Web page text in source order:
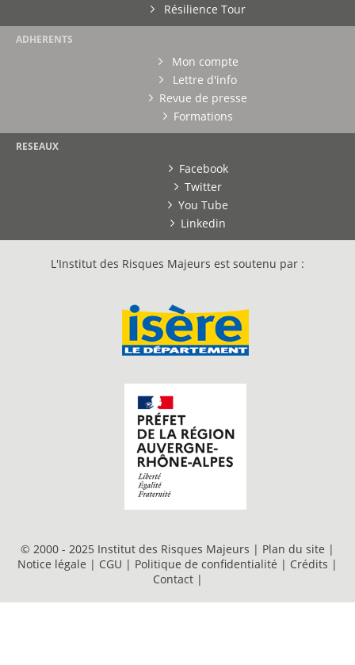
Résilience Tour
ADHERENTS
Mon compte
Lettre d'info
Revue de presse
Formations
RESEAUX
Facebook
Twitter
You Tube
Linkedin
L'Institut des Risques Majeurs est soutenu par :
© 2000 - 2025 Institut des Risques Majeurs | Plan du site |
Notice légale | CGU | Politique de confidentialité | Crédits |
Contact |